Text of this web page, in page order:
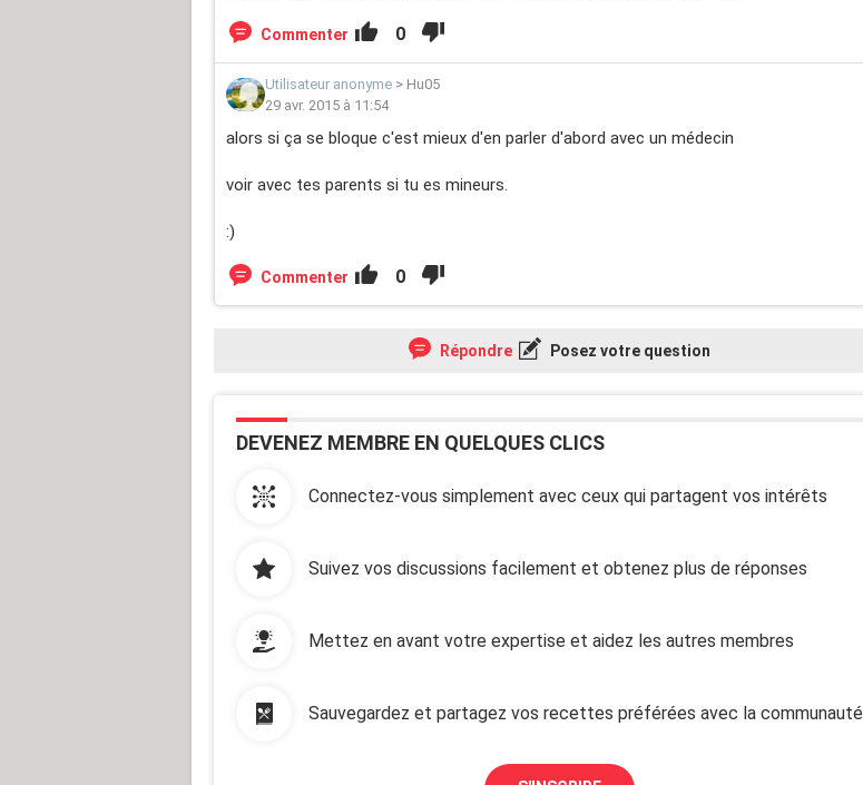
Commenter 0
Utilisateur anonyme > Hu05
29 avr. 2015 à 11:54
alors si ça se bloque c'est mieux d'en parler d'abord avec un médecin
voir avec tes parents si tu es mineurs.
:)
Commenter 0
Répondre Posez votre question
DEVENEZ MEMBRE EN QUELQUES CLICS
Connectez-vous simplement avec ceux qui partagent vos intérêts
Suivez vos discussions facilement et obtenez plus de réponses
Mettez en avant votre expertise et aidez les autres membres
Sauvegardez et partagez vos recettes préférées avec la communauté